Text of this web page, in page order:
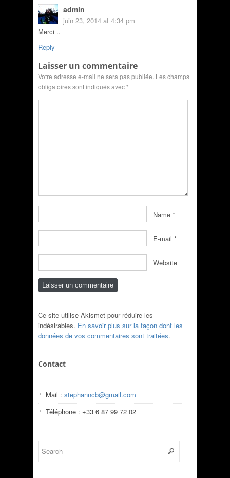
admin
juin 23, 2014 at 4:34 pm
Merci ..
Reply
Laisser un commentaire
Votre adresse e-mail ne sera pas publiée. Les champs
obligatoires sont indiqués avec*
Name *
E-mail *
Website
Ce site utilise Akismet pour réduire les
indésirables. En savoir plus sur la façon dont les
données de vos commentaires sont traitées.
Contact
Mail : stephanncb@gmail.com
Téléphone : +33 6 87 99 72 02